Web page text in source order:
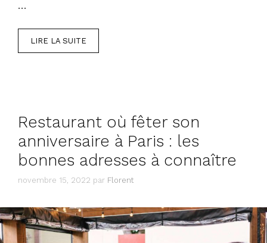
…
LIRE LA SUITE
Restaurant où fêter son
anniversaire à Paris : les
bonnes adresses à connaître
novembre 15, 2022 par Florent